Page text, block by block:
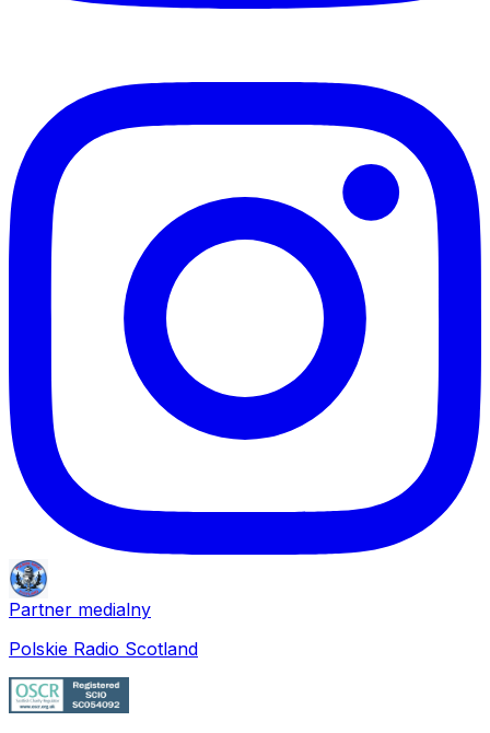
Partner medialny
Polskie Radio Scotland